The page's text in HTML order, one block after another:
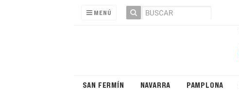
MENÚ
SAN FERMÍN NAVARRA PAMPLONA